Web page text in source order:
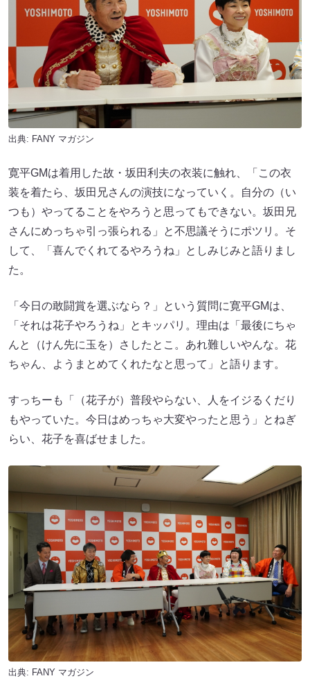
出典: FANY マガジン
寛平GMは着用した故・坂田利夫の衣装に触れ、「この衣
装を着たら、坂田兄さんの演技になっていく。自分の（い
つも）やってることをやろうと思ってもできない。坂田兄
さんにめっちゃ引っ張られる」と不思議そうにポツリ。そ
して、「喜んでくれてるやろうね」としみじみと語りまし
た。
「今日の敢闘賞を選ぶなら？」という質問に寛平GMは、
「それは花子やろうね」とキッパリ。理由は「最後にちゃ
んと（けん先に玉を）さしたとこ。あれ難しいやんな。花
ちゃん、ようまとめてくれたなと思って」と語ります。
すっちーも「（花子が）普段やらない、人をイジるくだり
もやっていた。今日はめっちゃ大変やったと思う」とねぎ
らい、花子を喜ばせました。
出典: FANY マガジン